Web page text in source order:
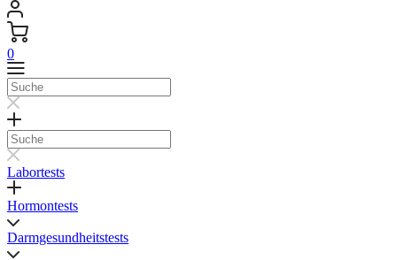
0
Suche
Suche
Labortests
Hormontests
Darmgesundheitstests